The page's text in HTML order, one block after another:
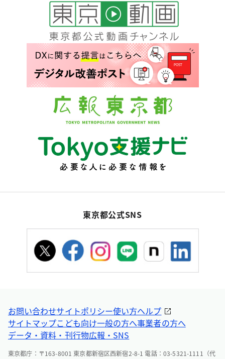
東京都公式SNS
お問い合わせサイトポリシー使い方ヘルプ
サイトマップこども向け一般の方へ事業者の方へ
データ・資料・刊行物広報・SNS
東京都庁：〒163-8001 東京都新宿区西新宿2-8-1 電話：03-5321-1111（代